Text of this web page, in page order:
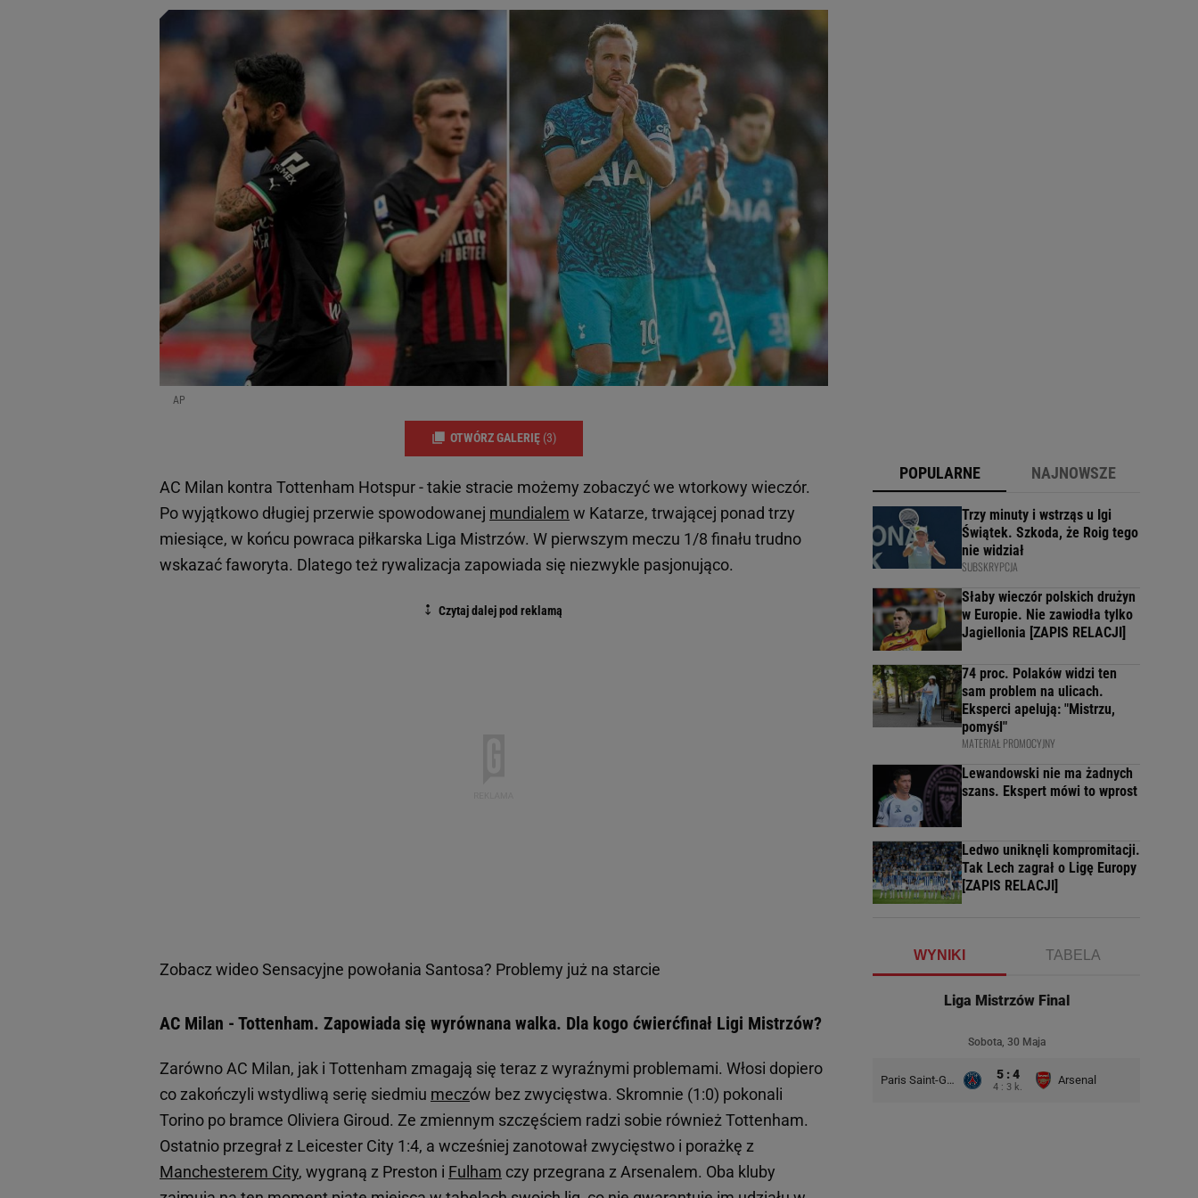
AP
OTWÓRZ GALERIĘ (3)
AC Milan kontra Tottenham Hotspur - takie stracie możemy zobaczyć we wtorkowy wieczór.
Po wyjątkowo długiej przerwie spowodowanej mundialem w Katarze, trwającej ponad trzy
miesiące, w końcu powraca piłkarska Liga Mistrzów. W pierwszym meczu 1/8 finału trudno
wskazać faworyta. Dlatego też rywalizacja zapowiada się niezwykle pasjonująco.
Zobacz wideoSensacyjne powołania Santosa? Problemy już na starcie
AC Milan - Tottenham. Zapowiada się wyrównana walka. Dla kogo ćwierćfinał Ligi Mistrzów?
Zarówno AC Milan, jak i Tottenham zmagają się teraz z wyraźnymi problemami. Włosi dopiero
co zakończyli wstydliwą serię siedmiu meczów bez zwycięstwa. Skromnie (1:0) pokonali
Torino po bramce Oliviera Giroud. Ze zmiennym szczęściem radzi sobie również Tottenham.
Ostatnio przegrał z Leicester City 1:4, a wcześniej zanotował zwycięstwo i porażkę z
Manchesterem City, wygraną z Preston i Fulham czy przegrana z Arsenalem. Oba kluby
POPULARNE NAJNOWSZE
Trzy minuty i wstrząs u Igi
Świątek. Szkoda, że Roig tego
nie widział
SUBSKRYPCJA
Słaby wieczór polskich drużyn
w Europie. Nie zawiodła tylko
Jagiellonia [ZAPIS RELACJI]
74 proc. Polaków widzi ten
sam problem na ulicach.
Eksperci apelują: "Mistrzu,
pomyśl"
MATERIAŁ PROMOCYJNY
Lewandowski nie ma żadnych
szans. Ekspert mówi to wprost
Ledwo uniknęli kompromitacji.
Tak Lech zagrał o Ligę Europy
[ZAPIS RELACJI]
WYNIKI TABELA
Liga Mistrzów Final
Sobota, 30 Maja
Paris Saint-Germain 5 : 4
4 : 3 k.
Arsenal